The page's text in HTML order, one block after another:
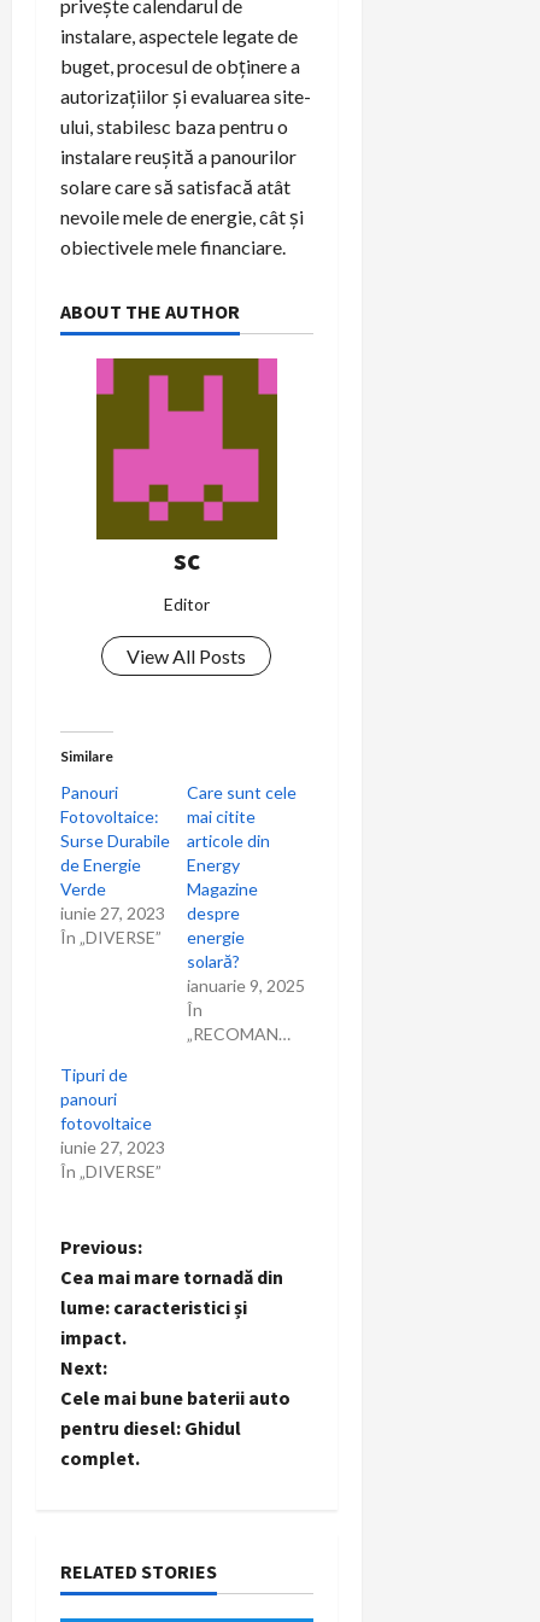
privește calendarul de
instalare, aspectele legate de
buget, procesul de obținere a
autorizațiilor și evaluarea site-
ului, stabilesc baza pentru o
instalare reușită a panourilor
solare care să satisfacă atât
nevoile mele de energie, cât și
obiectivele mele financiare.
ABOUT THE AUTHOR
sc
Editor
View All Posts
Similare
Panouri
Fotovoltaice:
Surse Durabile
de Energie
Verde
iunie 27, 2023
În „DIVERSE”
Care sunt cele
mai citite
articole din
Energy
Magazine
despre
energie
solară?
ianuarie 9, 2025
În
„RECOMANDARI”
Tipuri de
panouri
fotovoltaice
iunie 27, 2023
În „DIVERSE”
P
o
s
t
n
v
i
Previous:
Cea mai mare tornadă din
lume: caracteristici și
impact.
Next:
Cele mai bune baterii auto
pentru diesel: Ghidul
complet.
RELATED STORIES